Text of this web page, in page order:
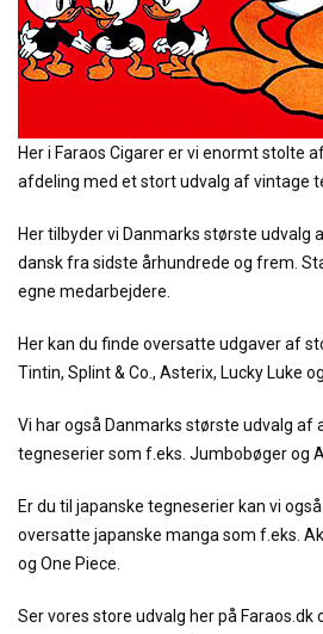
Her i Faraos Cigarer er vi enormt stolte
afdeling med et stort udvalg af vintage
Her tilbyder vi Danmarks største udvalg
dansk fra sidste århundrede og frem.
egne medarbejdere.
Her kan du finde oversatte udgaver af
Tintin, Splint & Co., Asterix, Lucky Luke
Vi har også Danmarks største udvalg af
tegneserier som f.eks. Jumbobøger og
Er du til japanske tegneserier kan vi
oversatte japanske manga som f.eks.
og One Piece.
Ser vores store udvalg her på Faraos.dk